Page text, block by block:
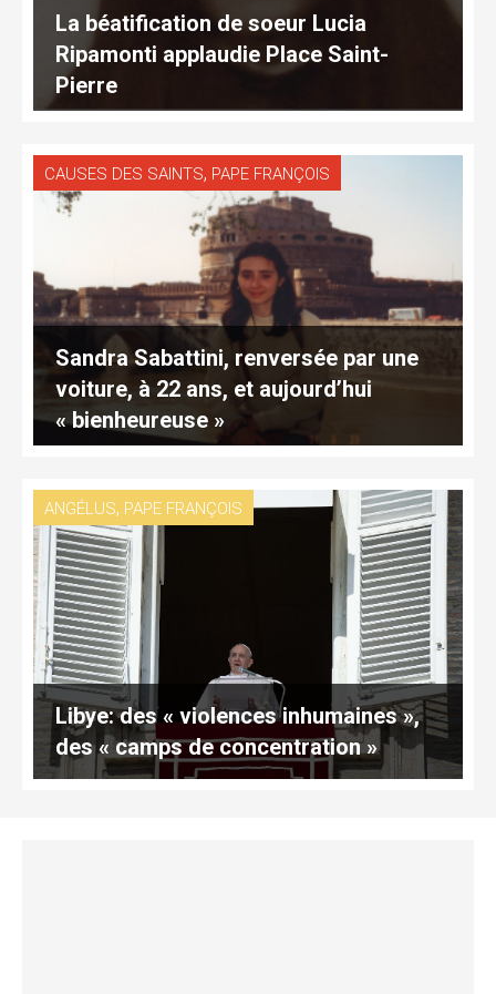
La béatification de soeur Lucia
Ripamonti applaudie Place Saint-
Pierre
CAUSES DES SAINTS, PAPE FRANÇOIS
Sandra Sabattini, renversée par une
voiture, à 22 ans, et aujourd’hui
« bienheureuse »
ANGÉLUS, PAPE FRANÇOIS
Libye: des « violences inhumaines »,
des « camps de concentration »